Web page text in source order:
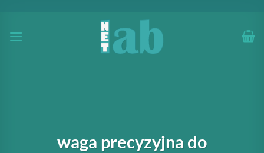
zawartości
waga precyzyjna do